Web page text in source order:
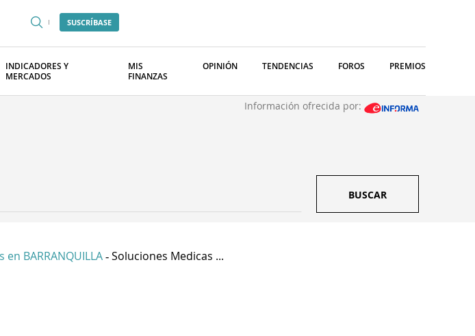
SUSCRÍBASE
INDICADORES Y
MERCADOS
MIS
FINANZAS
OPINIÓN TENDENCIAS FOROS PREMIOS
Información ofrecida por:
BUSCAR
en BARRANQUILLA - Soluciones Medicas ...